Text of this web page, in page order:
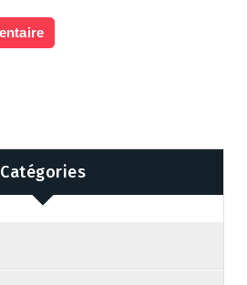
Catégories